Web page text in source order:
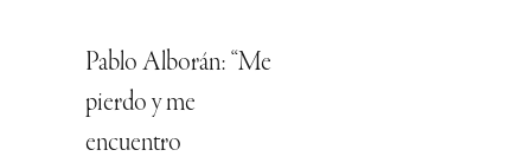
Pablo Alborán: “Me
pierdo y me
encuentro